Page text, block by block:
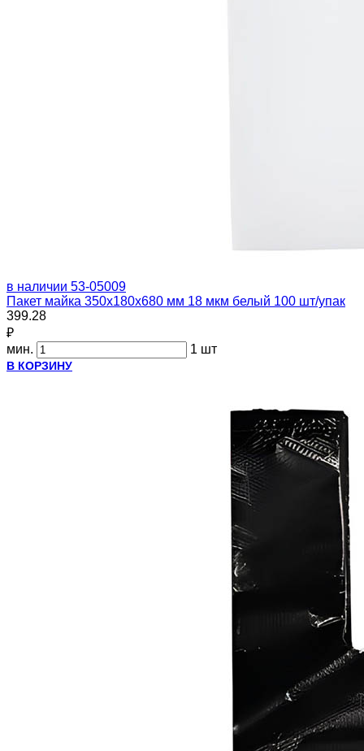
в наличии 53-05009
Пакет майка 350х180х680 мм 18 мкм белый 100 шт/упак
399.28
₽
мин.
1 шт
В КОРЗИНУ